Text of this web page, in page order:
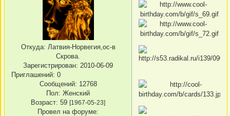
Откуда: Латвия-Норвегия,ос-в
Скрова.
Зарегистрирован: 2010-06-09
Приглашений: 0
Сообщений: 12768
Пол: Женский
Возраст: 59 [1967-05-23]
Провел на форуме: